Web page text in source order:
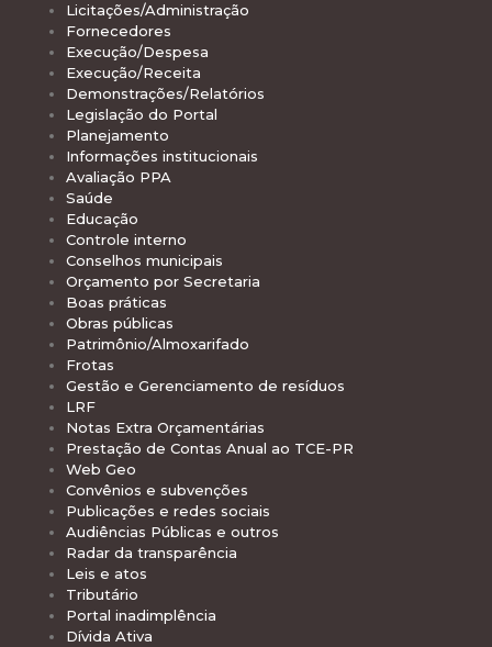
Licitações/Administração
Fornecedores
Execução/Despesa
Execução/Receita
Demonstrações/Relatórios
Legislação do Portal
Planejamento
Informações institucionais
Avaliação PPA
Saúde
Educação
Controle interno
Conselhos municipais
Orçamento por Secretaria
Boas práticas
Obras públicas
Patrimônio/Almoxarifado
Frotas
Gestão e Gerenciamento de resíduos
LRF
Notas Extra Orçamentárias
Prestação de Contas Anual ao TCE-PR
Web Geo
Convênios e subvenções
Publicações e redes sociais
Audiências Públicas e outros
Radar da transparência
Leis e atos
Tributário
Portal inadimplência
Dívida Ativa